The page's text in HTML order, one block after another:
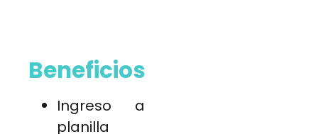
Beneficios
Ingreso a
planilla